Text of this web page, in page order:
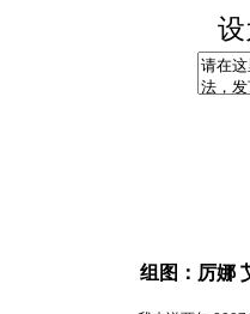
组图：厉娜